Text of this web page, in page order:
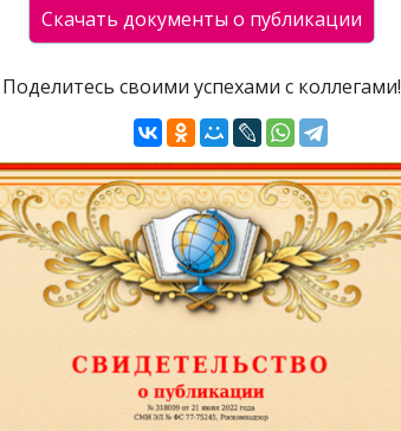
Поделитесь своими успехами с коллегами!